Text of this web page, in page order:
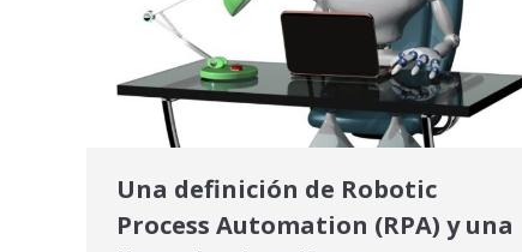
Una definición de Robotic
Process Automation (RPA) y una